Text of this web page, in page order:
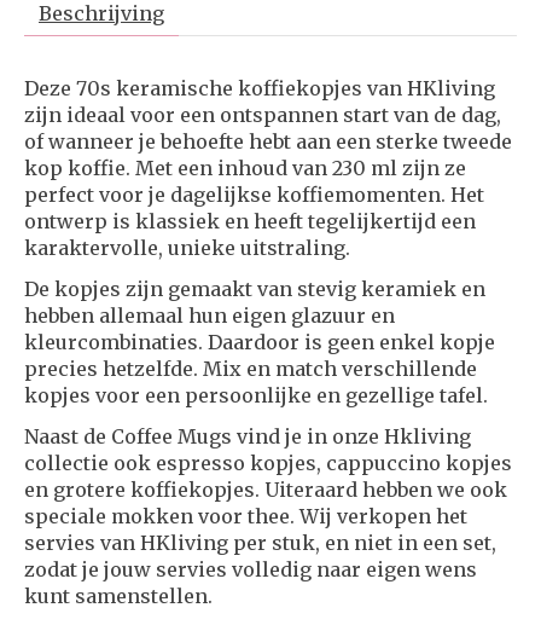
Beschrijving
Deze 70s keramische koffiekopjes van HKliving
zijn ideaal voor een ontspannen start van de dag,
of wanneer je behoefte hebt aan een sterke tweede
kop koffie. Met een inhoud van 230 ml zijn ze
perfect voor je dagelijkse koffiemomenten. Het
ontwerp is klassiek en heeft tegelijkertijd een
karaktervolle, unieke uitstraling.
De kopjes zijn gemaakt van stevig keramiek en
hebben allemaal hun eigen glazuur en
kleurcombinaties. Daardoor is geen enkel kopje
precies hetzelfde. Mix en match verschillende
kopjes voor een persoonlijke en gezellige tafel.
Naast de Coffee Mugs vind je in onze Hkliving
collectie ook espresso kopjes, cappuccino kopjes
en grotere koffiekopjes. Uiteraard hebben we ook
speciale mokken voor thee. Wij verkopen het
servies van HKliving per stuk, en niet in een set,
zodat je jouw servies volledig naar eigen wens
kunt samenstellen.